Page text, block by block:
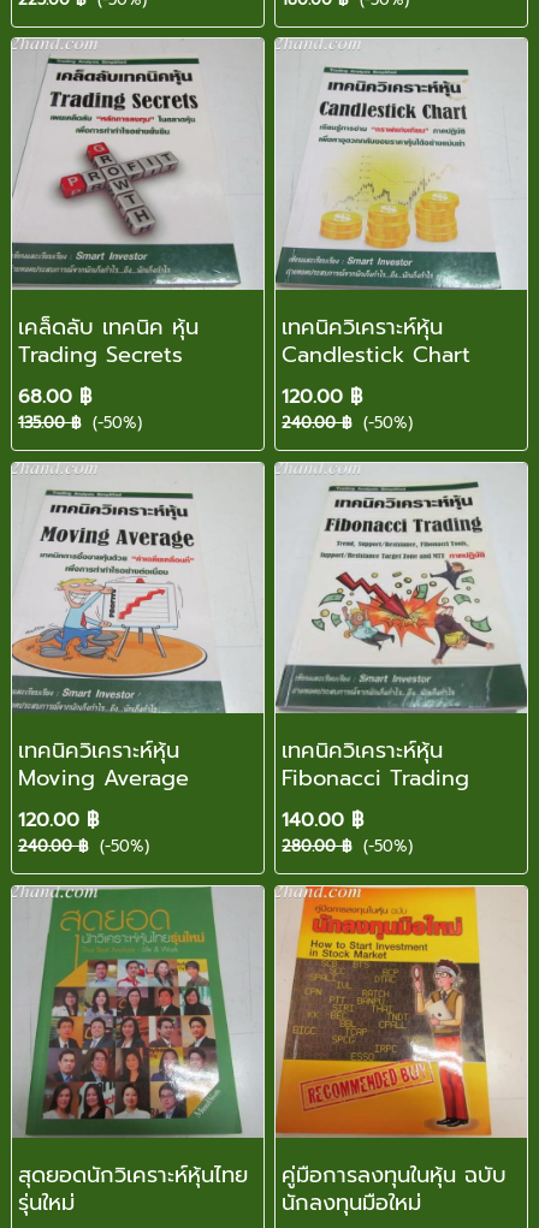
เคล็ดลับ เทคนิค หุ้น
Trading Secrets
68.00 ฿
135.00 ฿ (-50%)
เทคนิควิเคราะห์หุ้น
Candlestick Chart
120.00 ฿
240.00 ฿ (-50%)
เทคนิควิเคราะห์หุ้น
Moving Average
120.00 ฿
240.00 ฿ (-50%)
เทคนิควิเคราะห์หุ้น
Fibonacci Trading
140.00 ฿
280.00 ฿ (-50%)
สุดยอดนักวิเคราะห์หุ้นไทย
รุ่นใหม่
คู่มือการลงทุนในหุ้น ฉบับ
นักลงทุนมือใหม่